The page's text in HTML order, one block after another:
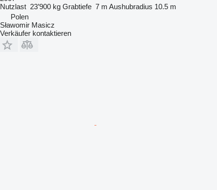
Nutzlast 23’900 kg Grabtiefe 7 m Aushubradius 10.5 m
Polen
Sławomir Masicz
Verkäufer kontaktieren